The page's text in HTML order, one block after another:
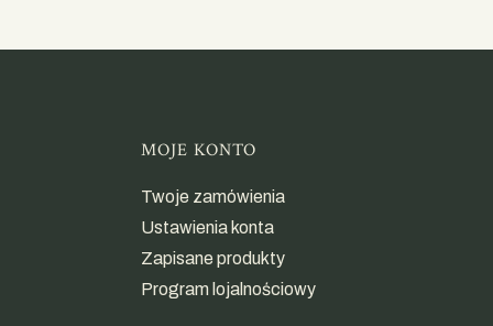
MOJE KONTO
Twoje zamówienia
Ustawienia konta
Zapisane produkty
Program lojalnościowy